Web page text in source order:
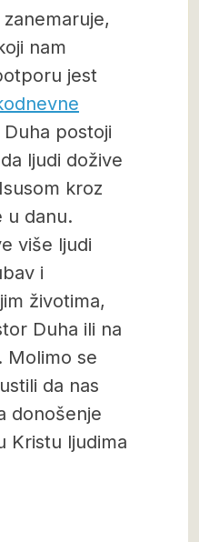
nam
jest
postoji
ljudi dožive
kroz
u danu.
više ljudi
i
životima,
Duha ili na
Molimo se
da nas
donošenje
Kristu ljudima